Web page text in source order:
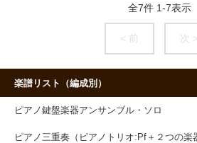
全7件 1-7表示
< 前 次 >
楽譜リスト（編成別）
ピアノ鍵盤楽器アンサンブル・ソロ
ピアノ三重奏（ピアノトリオ:Pf＋２つの楽